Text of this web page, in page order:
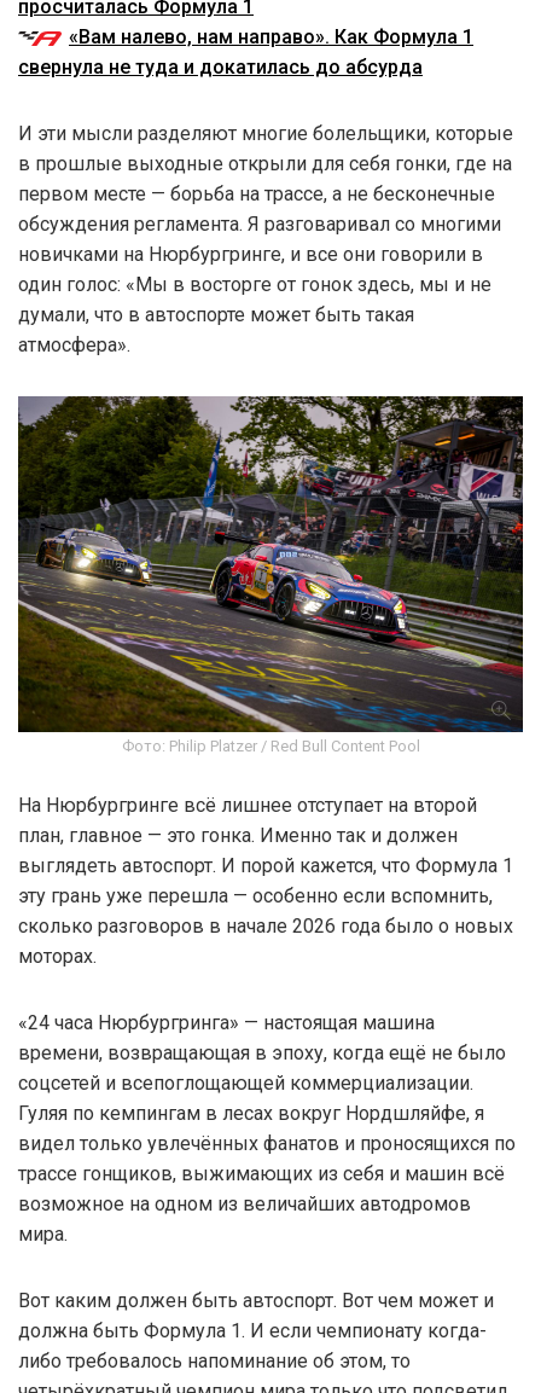
просчиталась Формула 1
«Вам налево, нам направо». Как Формула 1
свернула не туда и докатилась до абсурда
И эти мысли разделяют многие болельщики, которые
в прошлые выходные открыли для себя гонки, где на
первом месте — борьба на трассе, а не бесконечные
обсуждения регламента. Я разговаривал со многими
новичками на Нюрбургринге, и все они говорили в
один голос: «Мы в восторге от гонок здесь, мы и не
думали, что в автоспорте может быть такая
атмосфера».
Фото: Philip Platzer / Red Bull Content Pool
На Нюрбургринге всё лишнее отступает на второй
план, главное — это гонка. Именно так и должен
выглядеть автоспорт. И порой кажется, что Формула 1
эту грань уже перешла — особенно если вспомнить,
сколько разговоров в начале 2026 года было о новых
моторах.
«24 часа Нюрбургринга» — настоящая машина
времени, возвращающая в эпоху, когда ещё не было
соцсетей и всепоглощающей коммерциализации.
Гуляя по кемпингам в лесах вокруг Нордшляйфе, я
видел только увлечённых фанатов и проносящихся по
трассе гонщиков, выжимающих из себя и машин всё
возможное на одном из величайших автодромов
мира.
Вот каким должен быть автоспорт. Вот чем может и
должна быть Формула 1. И если чемпионату когда-
либо требовалось напоминание об этом, то